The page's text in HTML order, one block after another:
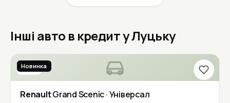
Інші авто в кредит у Луцьку
2016
Новинка
RenaultGrand Scenic· Універсал